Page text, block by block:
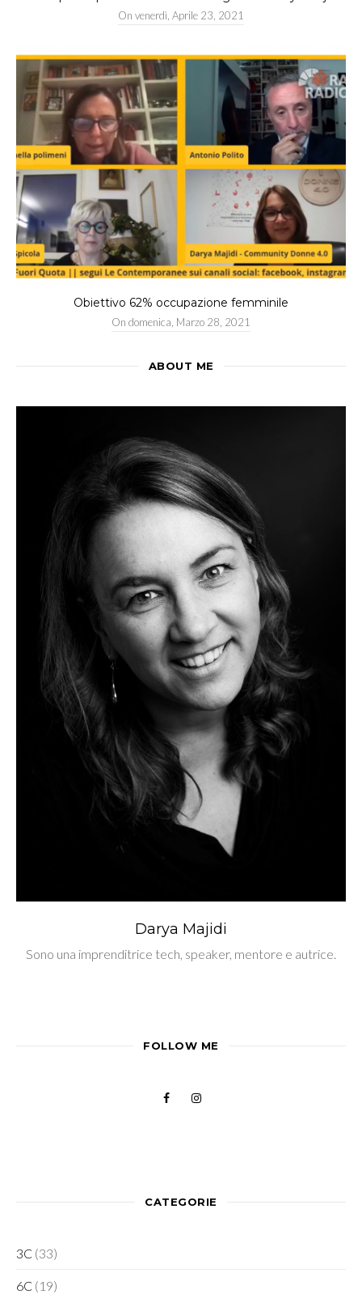
On venerdì, Aprile 23, 2021
Obiettivo 62% occupazione femminile
On domenica, Marzo 28, 2021
ABOUT ME
Darya Majidi
Sono una imprenditrice tech, speaker, mentore e autrice.
FOLLOW ME
CATEGORIE
3C (33)
6C (19)